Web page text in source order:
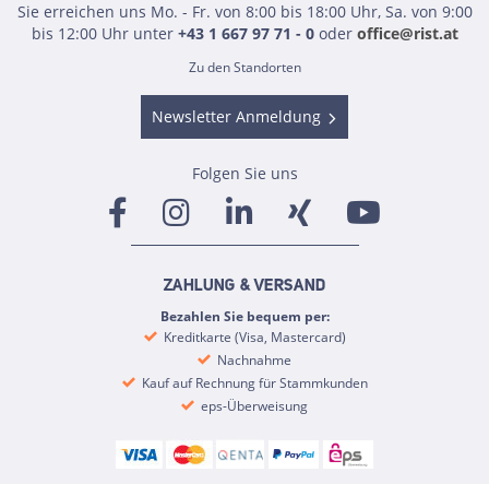
Sie erreichen uns Mo. - Fr. von 8:00 bis 18:00 Uhr, Sa. von 9:00
bis 12:00 Uhr unter +43 1 667 97 71 - 0oder office@rist.at
Zu den Standorten
Newsletter Anmeldung
Folgen Sie uns
ZAHLUNG & VERSAND
Bezahlen Sie bequem per:
Kreditkarte (Visa, Mastercard)
Nachnahme
Kauf auf Rechnung für Stammkunden
eps-Überweisung